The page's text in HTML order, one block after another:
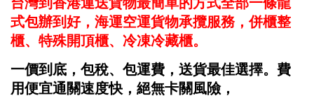
式包辦到好，海運空運貨物承攬服務，併櫃整
櫃、特殊開頂櫃、冷凍冷藏櫃。
一價到底，包稅、包運費，送貨最佳選擇。費
用便宜通關速度快，絕無卡關風險，